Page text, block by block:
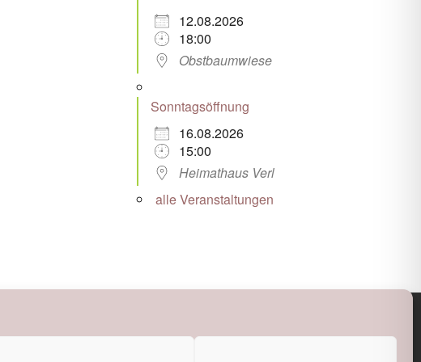
12.08.2026
18:00
Obstbaumwiese
Sonntagsöffnung
16.08.2026
15:00
Heimathaus Verl
alle Veranstaltungen